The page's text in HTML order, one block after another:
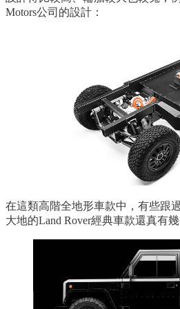
Motors公司的設計：
在這類高階全地形車款中，有些跟
大地的Land Rover經典車款還真有幾